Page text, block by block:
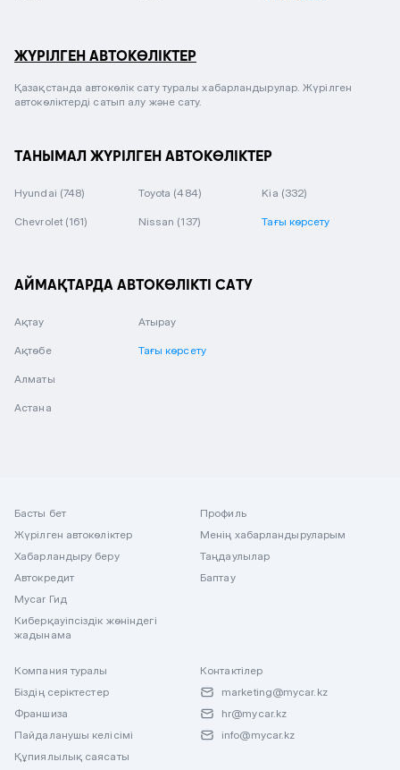
ЖҮРІЛГЕН АВТОКӨЛІКТЕР
Қазақстанда автокөлік сату туралы хабарландырулар. Жүрілген
автокөліктерді сатып алу және сату.
ТАНЫМАЛ ЖҮРІЛГЕН АВТОКӨЛІКТЕР
Hyundai (748) Toyota (484) Kia (332)
Chevrolet (161) Nissan (137) Тағы көрсету
АЙМАҚТАРДА АВТОКӨЛІКТІ САТУ
Ақтау
Ақтөбе
Алматы
Астана
Атырау
Тағы көрсету
Басты бет
Жүрілген автокөліктер
Хабарландыру беру
Автокредит
Mycar Гид
Киберқауіпсіздік жөніндегі
жадынама
Профиль
Менің хабарландыруларым
Таңдаулылар
Баптау
Компания туралы
Біздің серіктестер
Франшиза
Пайдаланушы келісімі
Құпиялылық саясаты
Контактілер
marketing@mycar.kz
hr@mycar.kz
info@mycar.kz